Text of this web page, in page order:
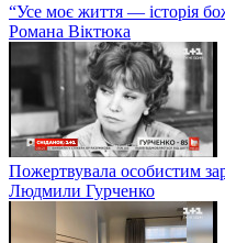
“Усе моє життя — історія
Романа Віктюка
Пожертвувала особистим
Людмили Гурченко